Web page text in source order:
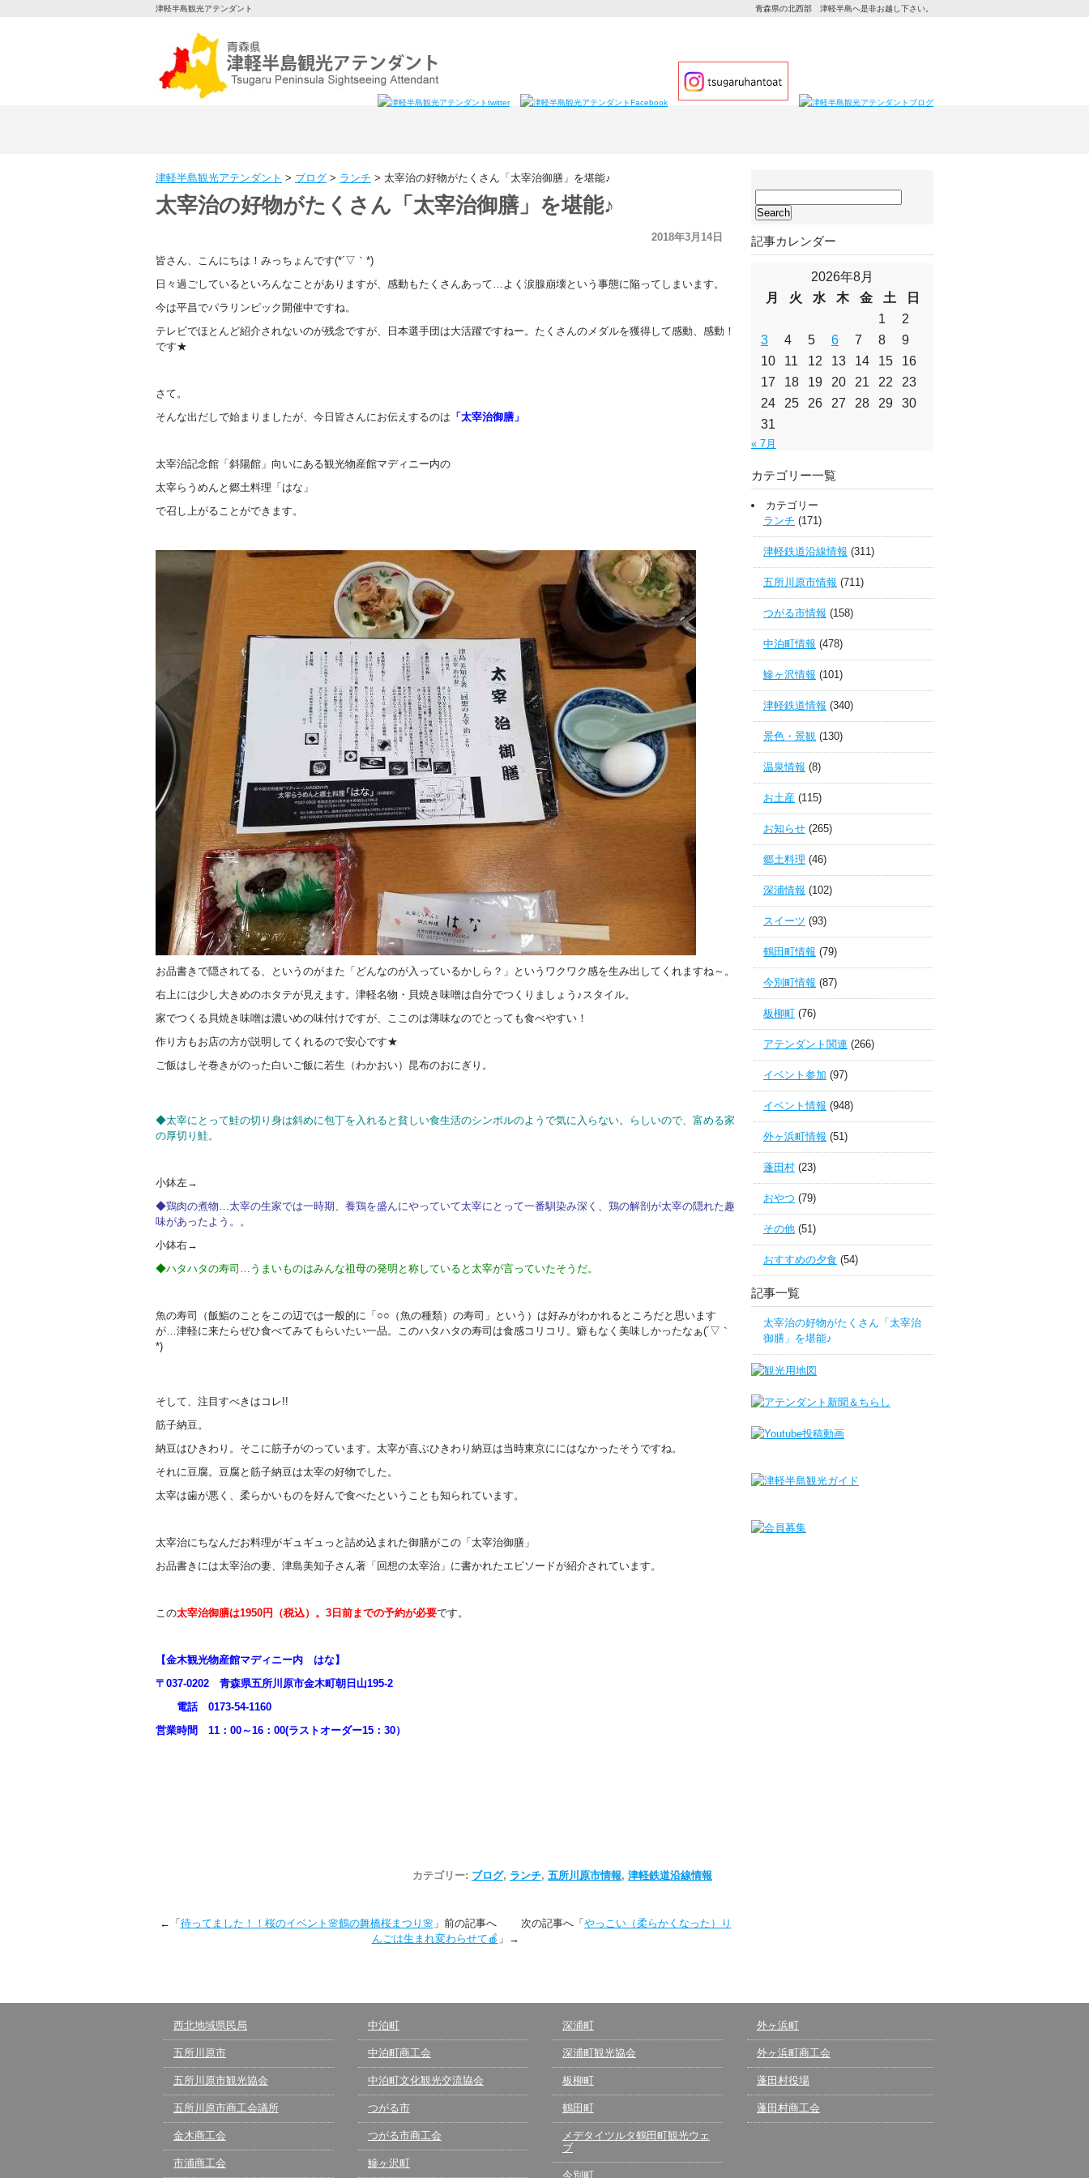
津軽半島観光アテンダント 青森県の北西部 津軽半島へ是非お越し下さい。
津軽半島観光アテンダント > ブログ > ランチ > 太宰治の好物がたくさん「太宰治御膳」を堪能♪
太宰治の好物がたくさん「太宰治御膳」を堪能♪
2018年3月14日
皆さん、こんにちは！みっちょんです(*´▽｀*)
日々過ごしているといろんなことがありますが、感動もたくさんあって…よく涙腺崩壊という事態に陥ってしまいます。
今は平昌でパラリンピック開催中ですね。
テレビでほとんど紹介されないのが残念ですが、日本選手団は大活躍ですねー。たくさんのメダルを獲得して感動、感動！
です★
さて。
そんな出だしで始まりましたが、今日皆さんにお伝えするのは 「太宰治御膳」
太宰治記念館「斜陽館」向いにある観光物産館マディニー内の
太宰らうめんと郷土料理「はな」
で召し上がることができます。
お品書きで隠されてる、というのがまた「どんなのが入っているかしら？」というワクワク感を生み出してくれますね～。
右上には少し大きめのホタテが見えます。津軽名物・貝焼き味噌は自分でつくりましょう♪スタイル。
家でつくる貝焼き味噌は濃いめの味付けですが、ここのは薄味なのでとっても食べやすい！
作り方もお店の方が説明してくれるので安心です★
ご飯はしそ巻きがのった白いご飯に若生（わかおい）昆布のおにぎり。
◆太宰にとって鮭の切り身は斜めに包丁を入れると貧しい食生活のシンボルのようで気に入らない。らしいので、富める家
の厚切り鮭。
小鉢左→
◆鶏肉の煮物…太宰の生家では一時期、養鶏を盛んにやっていて太宰にとって一番馴染み深く、鶏の解剖が太宰の隠れた趣
味があったよう。。
小鉢右→
◆ハタハタの寿司…うまいものはみんな祖母の発明と称していると太宰が言っていたそうだ。
魚の寿司（飯鮨のことをこの辺では一般的に「○○（魚の種類）の寿司」という）は好みがわかれるところだと思います
が…津軽に来たらぜひ食べてみてもらいたい一品。このハタハタの寿司は食感コリコリ。癖もなく美味しかったなぁ(´▽｀
*)
そして、注目すべきはコレ!!
筋子納豆。
納豆はひきわり。そこに筋子がのっています。太宰が喜ぶひきわり納豆は当時東京ににはなかったそうですね。
それに豆腐。豆腐と筋子納豆は太宰の好物でした。
太宰は歯が悪く、柔らかいものを好んで食べたということも知られています。
太宰治にちなんだお料理がギュギュっと詰め込まれた御膳がこの「太宰治御膳」
お品書きには太宰治の妻、津島美知子さん著「回想の太宰治」に書かれたエピソードが紹介されています。
この太宰治御膳は1950円（税込）。3日前までの予約が必要です。
【金木観光物産館マディニー内 はな】
〒037-0202 青森県五所川原市金木町朝日山195-2
電話 0173-54-1160
営業時間 11：00～16：00(ラストオーダー15：30）
カテゴリー: ブログ, ランチ, 五所川原市情報, 津軽鉄道沿線情報
←「 待ってました！！桜のイベント🌸鶴の舞橋桜まつり🌸 」前の記事へ 次の記事へ「 やっこい（柔らかくなった）り
んごは生まれ変わらせて🍎 」→
イ
内
検
記事カレンダー
2026年8月
月
火 水 木 金 土
日
1
2
3
4 5 6 7 8
9
10
11 12 13 14 15
16
17
18 19 20 21 22
23
24
25 26 27 28 29
30
31
« 7月
カテゴリー一覧
カテゴリー
ランチ (171)
津軽鉄道沿線情報 (311)
五所川原市情報 (711)
つがる市情報 (158)
中泊町情報 (478)
鰺ヶ沢情報 (101)
津軽鉄道情報 (340)
景色・景観 (130)
温泉情報 (8)
お土産 (115)
お知らせ (265)
郷土料理 (46)
深浦情報 (102)
スイーツ (93)
鶴田町情報 (79)
今別町情報 (87)
板柳町 (76)
アテンダント関連 (266)
イベント参加 (97)
イベント情報 (948)
外ヶ浜町情報 (51)
蓬田村 (23)
おやつ (79)
その他 (51)
おすすめの夕食 (54)
記事一覧
太宰治の好物がたくさん「太宰治
御膳」を堪能♪
西北地域県民局
五所川原市
五所川原市観光協会
五所川原市商工会議所
金木商工会
市浦商工会
中泊町
中泊町商工会
中泊町文化観光交流協会
つがる市
つがる市商工会
鰺ヶ沢町
深浦町
深浦町観光協会
板柳町
鶴田町
メデタイツルタ鶴田町観光ウェ
ブ
今別町
外ヶ浜町
外ヶ浜町商工会
蓬田村役場
蓬田村商工会